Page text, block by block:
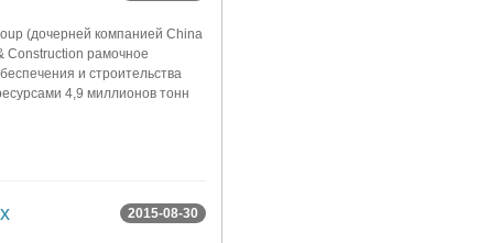
(дочерней компанией China
Construction рамочное
и строительства
4,9 миллионов тонн
2015-08-30